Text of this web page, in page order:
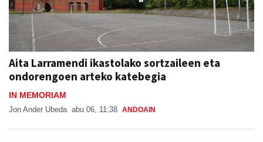
Aita Larramendi ikastolako sortzaileen eta
ondorengoen arteko katebegia
IN MEMORIAM
Jon Ander Ubeda abu 06, 11:38 ANDOAIN